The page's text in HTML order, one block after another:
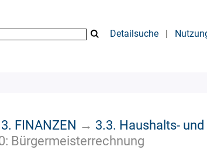
Detailsuche |
3. FINANZEN → 3.3. Haushalts-
Bürgermeisterrechnung